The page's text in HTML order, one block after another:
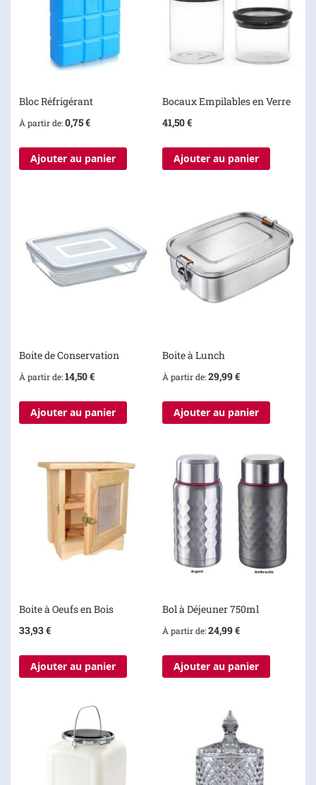
Bloc Réfrigérant
À partir de 0,75 €
Ajouter au panier
Bocaux Empilables en Verre
41,50 €
Ajouter au panier
Boite de Conservation
À partir de 14,50 €
Ajouter au panier
Boite à Lunch
À partir de 29,99 €
Ajouter au panier
Boite à Oeufs en Bois
33,93 €
Ajouter au panier
Bol à Déjeuner 750ml
À partir de 24,99 €
Ajouter au panier